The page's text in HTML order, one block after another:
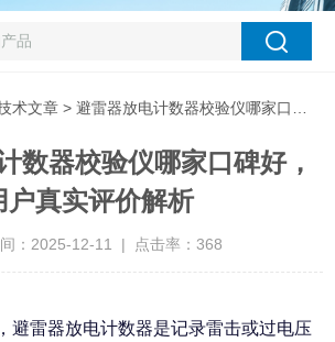
术文章 > 避雷器放电计数器校验仪哪家口碑好，用户真实评价解析
数器校验仪哪家口碑好，
户真实评价解析
：2025-12-11 | 点击率：368
避雷器放电计数器是记录雷击或过电压